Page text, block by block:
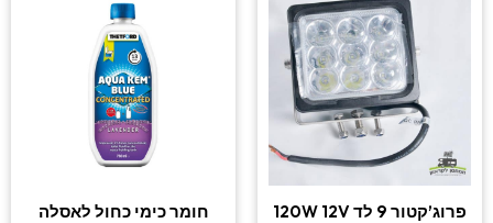
פרוג’קטור 9 לד 120W 12V
חומר כימי כחול לאסלה